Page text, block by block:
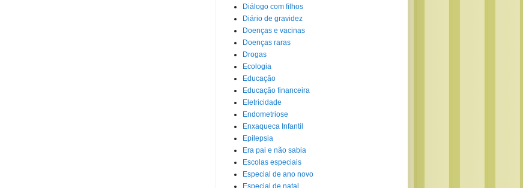
Diálogo com filhos
Diário de gravidez
Doenças e vacinas
Doenças raras
Drogas
Ecologia
Educação
Educação financeira
Eletricidade
Endometriose
Enxaqueca Infantil
Epilepsia
Era pai e não sabia
Escolas especiais
Especial de ano novo
Especial de natal